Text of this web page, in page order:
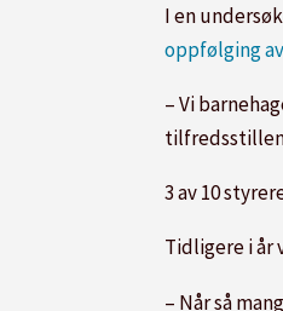
I en
oppfølging
– Vi
3 av 10
Tidligere i år
– Når så